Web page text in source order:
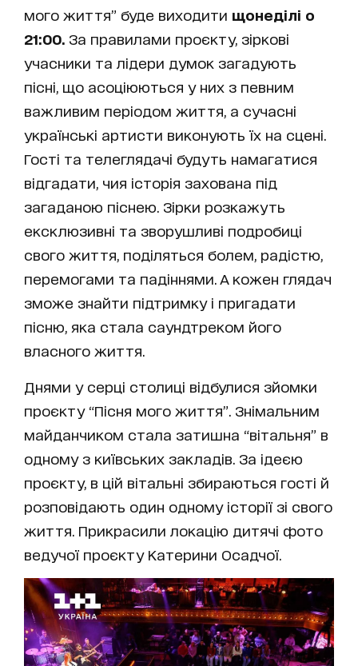
мого життя” буде виходити щонеділі о
21:00. За правилами проєкту, зіркові
учасники та лідери думок загадують
пісні, що асоціюються у них з певним
важливим періодом життя, а сучасні
українські артисти виконують їх на сцені.
Гості та телеглядачі будуть намагатися
відгадати, чия історія захована під
загаданою піснею. Зірки розкажуть
ексклюзивні та зворушливі подробиці
свого життя, поділяться болем, радістю,
перемогами та падіннями. А кожен глядач
зможе знайти підтримку і пригадати
пісню, яка стала саундтреком його
власного життя.
Днями у серці столиці відбулися зйомки
проєкту “Пісня мого життя”. Знімальним
майданчиком стала затишна “вітальня” в
одному з київських закладів. За ідеєю
проєкту, в цій вітальні збираються гості й
розповідають один одному історії зі свого
життя. Прикрасили локацію дитячі фото
ведучої проєкту Катерини Осадчої.